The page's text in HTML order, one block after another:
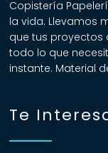
Copistería
la vida. Llevamos
que tus proyectos
todo lo que
instante. Material
Te